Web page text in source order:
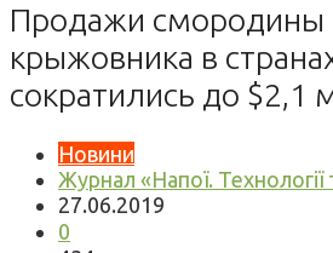
Продажи смородины
крыжовника в
сократились до $2,1
Новини
Журнал «Напої. Технології
27.06.2019
0